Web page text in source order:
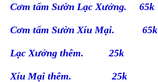
Cơm tấm Sườn Lạc Xưởng. 65k
Cơm tấm Sườn Xíu Mại. 65k
Lạc Xưởng thêm. 25k
Xíu Mại thêm. 25k